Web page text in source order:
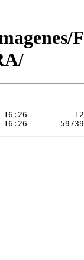
16:26
16:26